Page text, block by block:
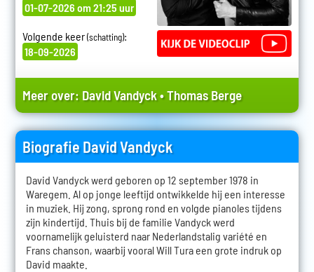
01-07-2026 om 21:25 uur
Volgende keer(schatting):
18-09-2026
Meer over: David Vandyck•Thomas Berge
Biografie David Vandyck
David Vandyck werd geboren op 12 september 1978 in
Waregem. Al op jonge leeftijd ontwikkelde hij een interesse
in muziek. Hij zong, sprong rond en volgde pianoles tijdens
zijn kindertijd. Thuis bij de familie Vandyck werd
voornamelijk geluisterd naar Nederlandstalig variété en
Frans chanson, waarbij vooral Will Tura een grote indruk op
David maakte.